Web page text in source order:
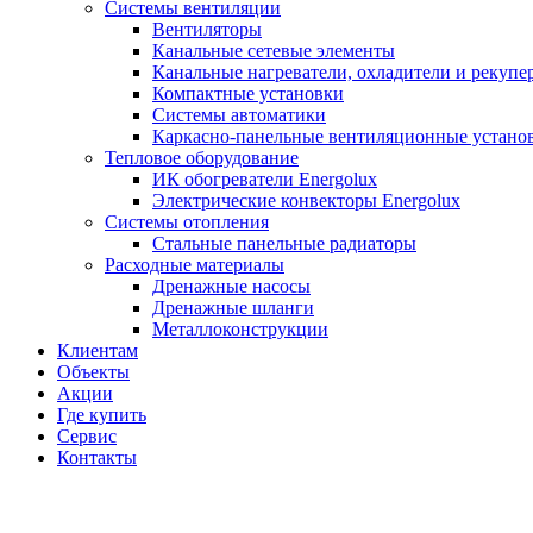
Системы вентиляции
Вентиляторы
Канальные сетевые элементы
Канальные нагреватели, охладители и
Компактные установки
Системы автоматики
Каркасно-панельные вентиляционные
Тепловое оборудование
ИК обогреватели Energolux
Электрические конвекторы Energolux
Системы отопления
Стальные панельные радиаторы
Расходные материалы
Дренажные насосы
Дренажные шланги
Металлоконструкции
Клиентам
Объекты
Акции
Где купить
Сервис
Контакты